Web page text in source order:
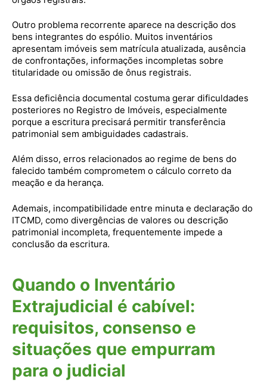
Outro problema recorrente aparece na descrição dos
bens integrantes do espólio. Muitos inventários
apresentam imóveis sem matrícula atualizada, ausência
de confrontações, informações incompletas sobre
titularidade ou omissão de ônus registrais.
Essa deficiência documental costuma gerar dificuldades
posteriores no Registro de Imóveis, especialmente
porque a escritura precisará permitir transferência
patrimonial sem ambiguidades cadastrais.
Além disso, erros relacionados ao regime de bens do
falecido também comprometem o cálculo correto da
meação e da herança.
Ademais, incompatibilidade entre minuta e declaração do
ITCMD, como divergências de valores ou descrição
patrimonial incompleta, frequentemente impede a
conclusão da escritura.
Quando o Inventário
Extrajudicial é cabível:
requisitos, consenso e
situações que empurram
para o judicial